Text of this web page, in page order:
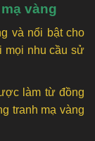
vàng
và nổi bật cho
mọi nhu cầu sử
làm từ đồng
tranh mạ vàng